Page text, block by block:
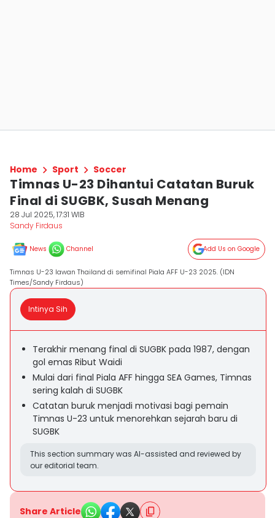
Home Sport Soccer
Timnas U-23 Dihantui Catatan Buruk
Final di SUGBK, Susah Menang
28 Jul 2025, 17:31 WIB
Sandy Firdaus
News Channel Add Us on Google
Timnas U-23 lawan Thailand di semifinal Piala AFF U-23 2025. (IDN
Times/Sandy Firdaus)
Intinya Sih
Terakhir menang final di SUGBK pada 1987, dengan
gol emas Ribut Waidi
Mulai dari final Piala AFF hingga SEA Games, Timnas
sering kalah di SUGBK
Catatan buruk menjadi motivasi bagi pemain
Timnas U-23 untuk menorehkan sejarah baru di
SUGBK
This section summary was AI-assisted and reviewed by
our editorial team.
Share Article